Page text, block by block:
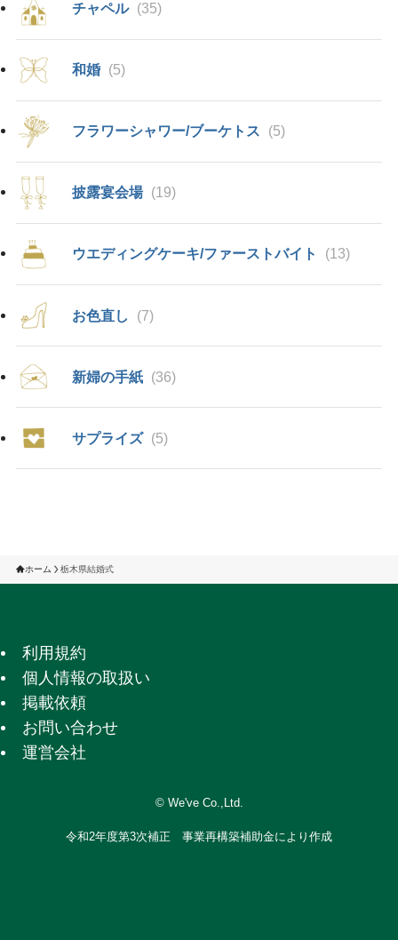
チャペル (35)
和婚 (5)
フラワーシャワー/ブーケトス (5)
披露宴会場 (19)
ウエディングケーキ/ファーストバイト (13)
お色直し (7)
新婦の手紙 (36)
サプライズ (5)
ホーム 栃木県結婚式
令和2年度第3次補正 事業再構築補助金により作成
利用規約
個人情報の取扱い
掲載依頼
お問い合わせ
運営会社
©We've Co.,Ltd.